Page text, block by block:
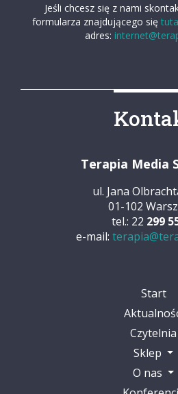
Jeśli chcesz się z nami
formularza znajdującego się
adres:
Terapia Media
ul. Jana
01-102
tel.: 22 299
e-mail:
Start
Czytelnia
Sklep
O nas